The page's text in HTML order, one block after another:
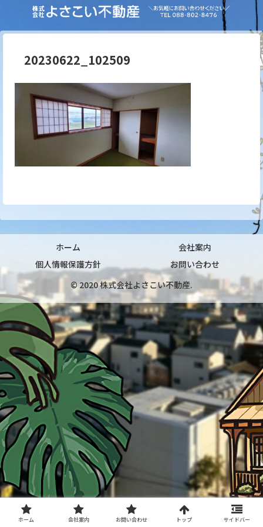
20230622_102509
ホーム
会社案内
個人情報保護方針
お問い合わせ
© 2020 株式会社よさこい不動産.
ホーム 会社案内 お問い合わせ トップ サイドバー